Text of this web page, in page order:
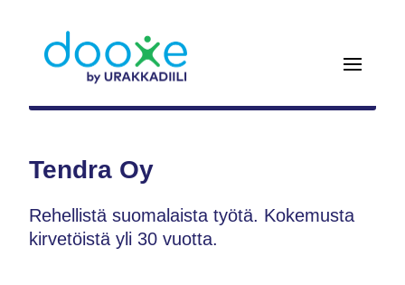
Tendra Oy
Rehellistä suomalaista työtä. Kokemusta
kirvetöistä yli 30 vuotta.